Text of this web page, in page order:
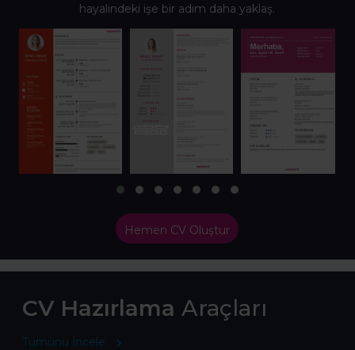
hayalindeki işe bir adım daha yaklaş.
Hemen CV Oluştur
CV Hazırlama Araçları
Tümünü İncele